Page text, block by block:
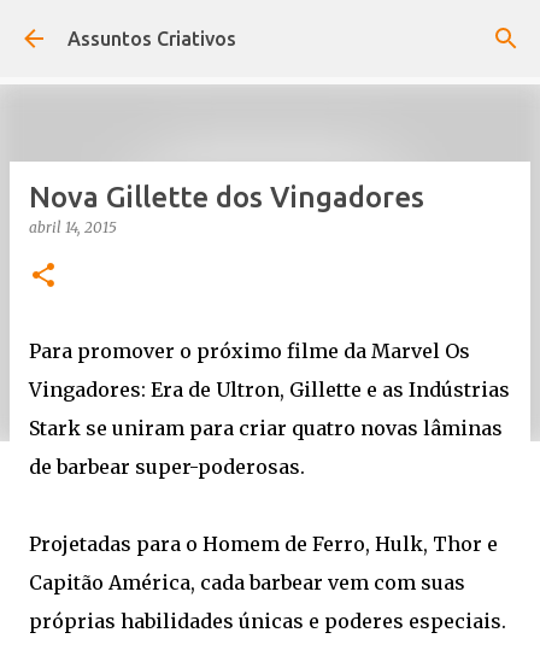
Pular para o conteúdo principal
Assuntos Criativos
Nova Gillette dos Vingadores
abril 14, 2015
Para promover o próximo filme da Marvel Os
Vingadores: Era de Ultron, Gillette e as Indústrias
Stark se uniram para criar quatro novas lâminas
de barbear super-poderosas.
Projetadas para o Homem de Ferro, Hulk, Thor e
Capitão América, cada barbear vem com suas
próprias habilidades únicas e poderes especiais.